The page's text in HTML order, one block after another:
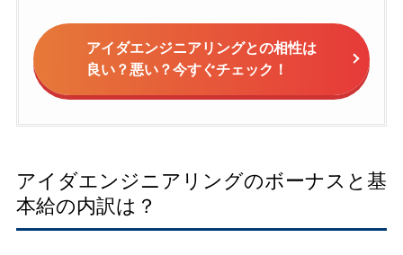
アイダエンジニアリングとの相性は
良い？悪い？今すぐチェック！
アイダエンジニアリングのボーナスと基
本給の内訳は？